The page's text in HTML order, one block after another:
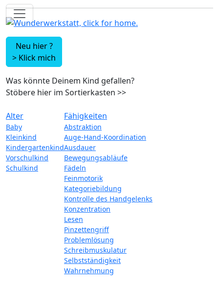
Neu hier ?
> Klick mich
Was könnte Deinem Kind gefallen?
Stöbere hier im Sortierkasten >>
Alter
Baby
Kleinkind
Kindergartenkind
Vorschulkind
Schulkind
Fähigkeiten
Abstraktion
Auge-Hand-Koordination
Ausdauer
Bewegungsabläufe
Fädeln
Feinmotorik
Kategoriebildung
Kontrolle des Handgelenks
Konzentration
Lesen
Pinzettengriff
Problemlösung
Schreibmuskulatur
Selbstständigkeit
Wahrnehmung